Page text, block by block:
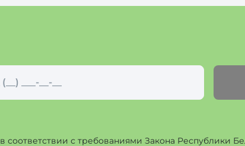
в соответствии с требованиями Закона Республики